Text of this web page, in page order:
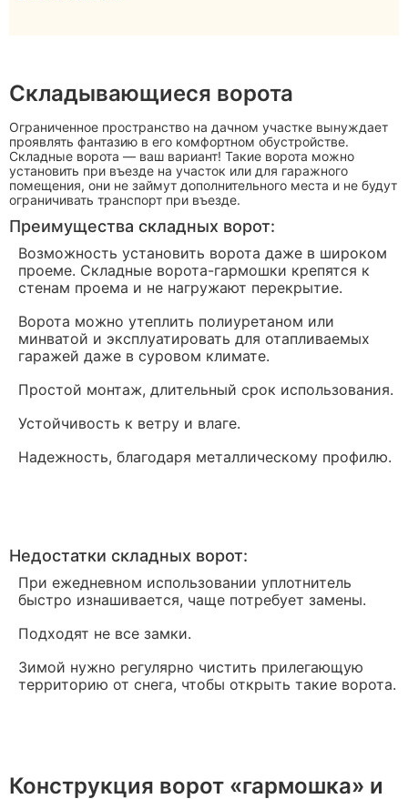
Складывающиеся ворота
Ограниченное пространство на дачном участке вынуждает
проявлять фантазию в его комфортном обустройстве.
Складные ворота — ваш вариант! Такие ворота можно
установить при въезде на участок или для гаражного
помещения, они не займут дополнительного места и не будут
ограничивать транспорт при въезде.
Преимущества складных ворот:
Возможность установить ворота даже в широком
проеме. Складные ворота-гармошки крепятся к
стенам проема и не нагружают перекрытие.
Ворота можно утеплить полиуретаном или
минватой и эксплуатировать для отапливаемых
гаражей даже в суровом климате.
Простой монтаж, длительный срок использования.
Устойчивость к ветру и влаге.
Надежность, благодаря металлическому профилю.
Недостатки складных ворот:
При ежедневном использовании уплотнитель
быстро изнашивается, чаще потребует замены.
Подходят не все замки.
Зимой нужно регулярно чистить прилегающую
территорию от снега, чтобы открыть такие ворота.
Конструкция ворот «гармошка» и